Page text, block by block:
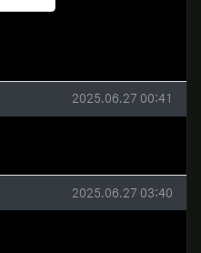
비추천
작성일
2025.06.27 00:41
작성일
2025.06.27 03:40